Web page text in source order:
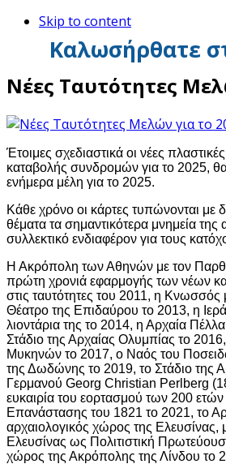
Skip to content
Καλωσήρθατε
Νέες Ταυτότητες
Έτοιμες σχεδιαστικά οι νέες
καταβολής συνδρομών για το 2025,
ενήμερα μέλη για το 2025.
Κάθε χρόνο οι κάρτες τυπώνονται με
θέματα τα σημαντικότερα μνημεία
συλλεκτικό ενδιαφέρον για τους
Η Ακρόπολη των Αθηνών με τον
πρώτη χρονιά εφαρμογής των νέων
στις ταυτότητες του 2011, η Κνωσσός
Θέατρο της Επιδαύρου το 2013, η
λιοντάρια της το 2014, η Αρχαία
Στάδιο της Αρχαίας Ολυμπίας το
Μυκηνών το 2017, ο Ναός του
της Δωδώνης το 2019, το Στάδιο της
Γερμανού Georg Christian Perlberg
ευκαιρία του εορτασμού των 200
Επανάστασης του 1821 το 2021, το
αρχαιολογικός χώρος της Ελευσίνας,
Ελευσίνας ως Πολιτιστική
χώρος της Ακρόπολης της Λίνδου το